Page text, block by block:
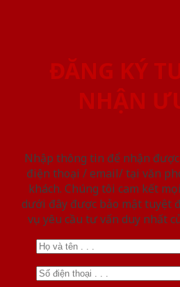
ĐĂNG KÝ
NHẬN
Nhập thông tin để nhận
điện thoại / email/ tại văn
khách. Chúng tôi cam kết
dưới đây được bảo mật tuyệt
vụ yêu cầu tư vấn duy nhất